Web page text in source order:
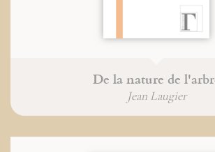
De la nature de
Jean Laugier